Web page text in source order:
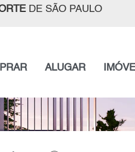
DE SÃO PAULO
ALUGAR